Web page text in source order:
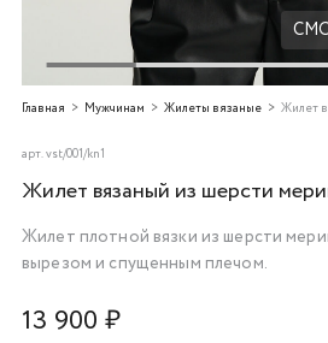
Главная Мужчинам Жилеты вязаные Жилет
арт.vst/001/kn1
Жилет вязаный из шерсти
Жилет плотной вязки из шерсти
вырезом и спущенным плечом.
13 900 ₽
выбранный способом
Оставшиеся75% будут
списыватьсяс вашей
по
Подробнее